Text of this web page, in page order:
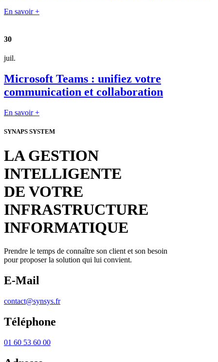
En savoir +
30
juil.
Microsoft Teams : unifiez votre
communication et collaboration
En savoir +
SYNAPS SYSTEM
LA GESTION
INTELLIGENTE
DE VOTRE
INFRASTRUCTURE
INFORMATIQUE
Prendre le temps de connaître son client et son besoin
pour proposer la solution qui lui convient.
E-Mail
contact@synsys.fr
Téléphone
01 60 53 60 00